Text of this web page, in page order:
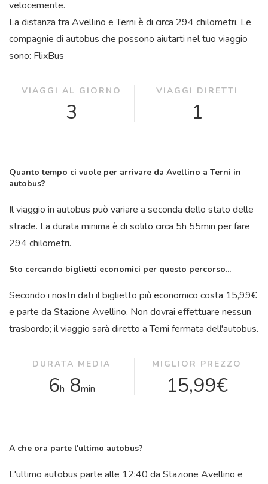
velocemente.
La distanza tra Avellino e Terni è di circa 294 chilometri. Le
compagnie di autobus che possono aiutarti nel tuo viaggio
sono: FlixBus
VIAGGI AL GIORNO
3
VIAGGI DIRETTI
1
Quanto tempo ci vuole per arrivare da Avellino a Terni in
autobus?
Il viaggio in autobus può variare a seconda dello stato delle
strade. La durata minima è di solito circa 5h 55min per fare
294 chilometri.
Sto cercando biglietti economici per questo percorso...
Secondo i nostri dati il ​​biglietto più economico costa 15,99€
e parte da Stazione Avellino. Non dovrai effettuare nessun
trasbordo; il viaggio sarà diretto a Terni fermata dell'autobus.
DURATA MEDIA
6h 8min
MIGLIOR PREZZO
15,99€
A che ora parte l'ultimo autobus?
L'ultimo autobus parte alle 12:40 da Stazione Avellino e